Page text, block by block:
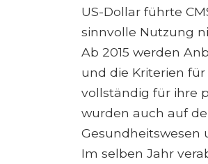
US-Dollar führte
sinnvolle Nutzung
Ab 2015 werden
und die Kriterien
vollständig für ihre
wurden auch auf
Gesundheitswesen
Im selben Jahr